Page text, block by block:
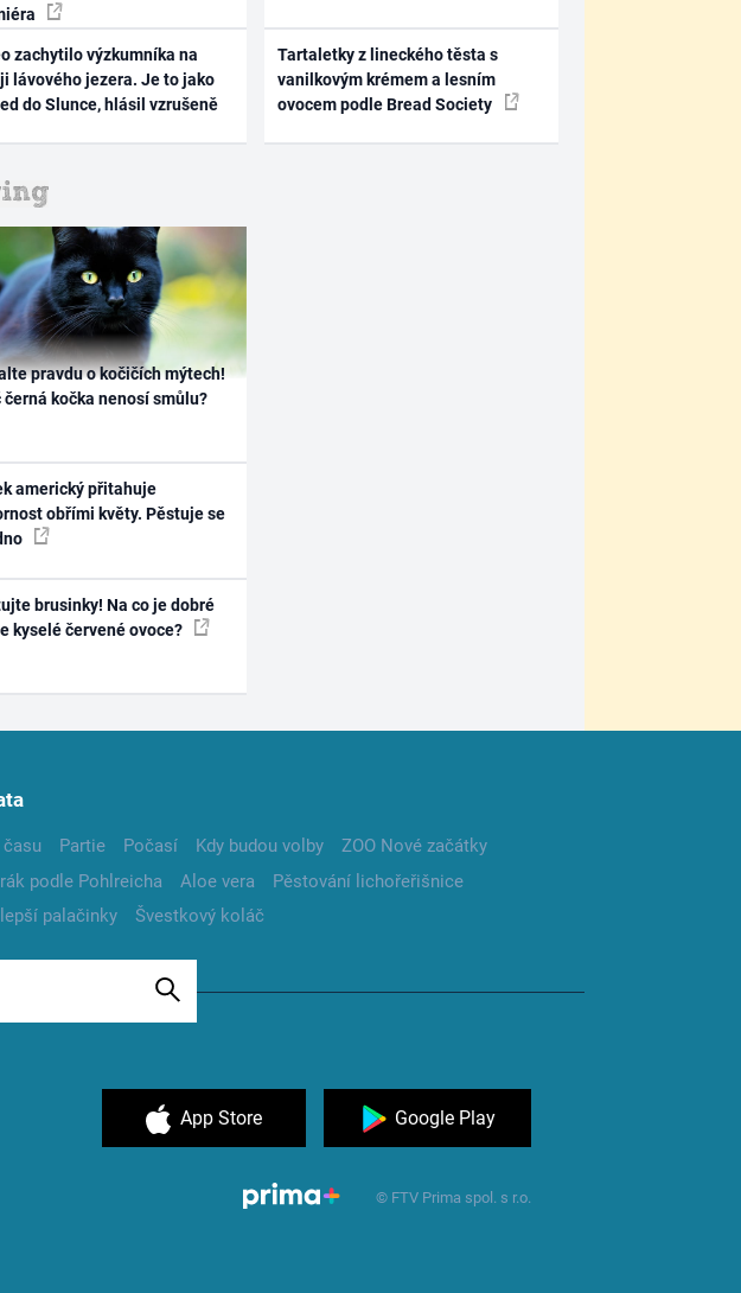
zachytilo výzkumníka na
lávového jezera. Je to jako
do Slunce, hlásil vzrušeně
Tartaletky z lineckého těsta s
vanilkovým krémem a lesním
ovocem podle Bread Society
pravdu o kočičích mýtech!
černá kočka nenosí smůlu?
americký přitahuje
obřími květy. Pěstuje se
brusinky! Na co je dobré
kyselé červené ovoce?
Partie Počasí Kdy budou volby
ZOO Nové začátky
podle Pohlreicha Aloe vera
Pěstování lichořeřišnice
palačinky Švestkový koláč
App Store Google Play
© FTV Prima spol. s r.o.